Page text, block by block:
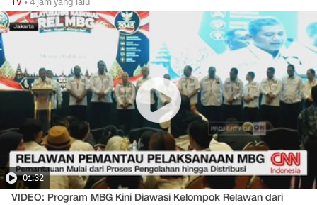
01:32
VIDEO: Program MBG Kini Diawasi Kelompok Relawan dari